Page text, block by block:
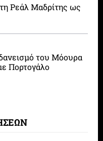
Ρεάλ Μαδρίτης ως
του Μόουρα
Πορτογάλο